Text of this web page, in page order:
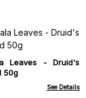
Leaves - Druid's
50g
See Details